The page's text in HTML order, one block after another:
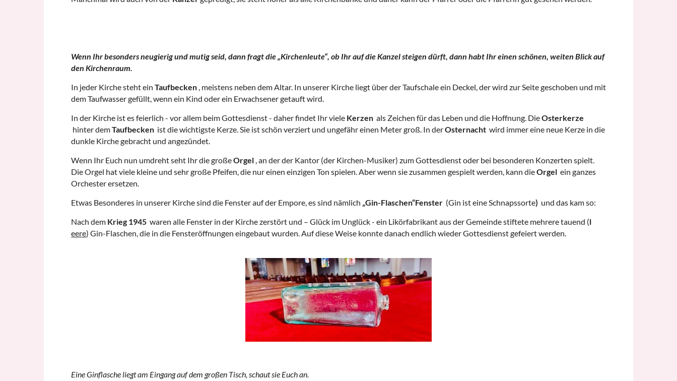
Wenn Ihr besonders neugierig und mutig seid, dann fragt die „Kirchenleute“, ob Ihr auf die Kanzel steigen dürft, dann habt Ihr einen schönen, weiten Blick auf
den Kirchenraum.
In jeder Kirche steht ein Taufbecken , meistens neben dem Altar. In unserer Kirche liegt über der Taufschale ein Deckel, der wird zur Seite geschoben und mit
dem Taufwasser gefüllt, wenn ein Kind oder ein Erwachsener getauft wird.
In der Kirche ist es feierlich - vor allem beim Gottesdienst - daher findet Ihr viele Kerzen als Zeichen für das Leben und die Hoffnung. DieOsterkerze
hinter demTaufbecken ist die wichtigste Kerze. Sie ist schön verziert und ungefähr einen Meter groß. In derOsternacht wird immer eine neue Kerze in die
dunkle Kirche gebracht und angezündet.
Wenn Ihr Euch nun umdreht seht Ihr die großeOrgel , an der der Kantor (der Kirchen-Musiker) zum Gottesdienst oder bei besonderen Konzerten spielt.
Die Orgel hat viele kleine und sehr große Pfeifen, die nur einen einzigen Ton spielen. Aber wenn sie zusammen gespielt werden, kann dieOrgel ein ganzes
Orchester ersetzen.
Etwas Besonderes in unserer Kirche sind die Fenster auf der Empore, es sind nämlich „Gin-Flaschen“Fenster (Gin ist eine Schnapssorte) und das kam so:
Nach dem Krieg 1945 waren alle Fenster in der Kirche zerstört und – Glück im Unglück - ein Likörfabrikant aus der Gemeinde stiftete mehrere tauend (l
eere) Gin-Flaschen, die in die Fensteröffnungen eingebaut wurden. Auf diese Weise konnte danach endlich wieder Gottesdienst gefeiert werden.
Eine Ginflasche liegt am Eingang auf dem großen Tisch, schaut sie Euch an.